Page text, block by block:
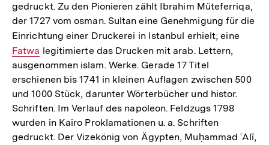
gedruckt. Zu den Pionieren zählt Ibrahim Müteferriqa,
der 1727 vom osman. Sultan eine Genehmigung für die
Einrichtung einer Druckerei in Istanbul erhielt; eine
Fatwa legitimierte das Drucken mit arab. Lettern,
ausgenommen islam. Werke. Gerade 17 Titel
erschienen bis 1741 in kleinen Auflagen zwischen 500
und 1000 Stück, darunter Wörterbücher und histor.
Schriften. Im Verlauf des napoleon. Feldzugs 1798
wurden in Kairo Proklamationen u. a. Schriften
gedruckt. Der Vizekönig von Ägypten, Muḥammad ʿAlī,